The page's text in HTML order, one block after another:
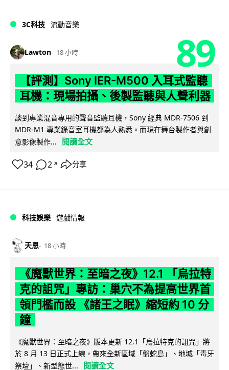
3C科技 流動音樂
Lawton 18 小時 89
【評測】Sony IER-M500 入耳式監聽
耳機：現場拍攝、後製監聽與人聲利器
談到專業混音專用的聲音監聽耳機，Sony 經典 MDR-7506 到
MDR-M1 專業錄音室耳機都為人熟悉。而現在舞台製作者與創
意影像製作...
閱讀全文
34 2 ↗ 分享
科技娛樂 遊戲情報
天恩 18 小時
《魔獸世界：至暗之夜》12.1 「烏拉特
克的詛咒」專訪：巢穴不為提高世界首
領門檻而設 《諸王之眠》縮短約 10 分
鐘
《魔獸世界：至暗之夜》版本更新 12.1「烏拉特克的詛咒」將
於 8 月 13 日正式上線，帶來全新區域「盤蛇島」、地城「毒牙
祭壇」、新型態世...
閱讀全文